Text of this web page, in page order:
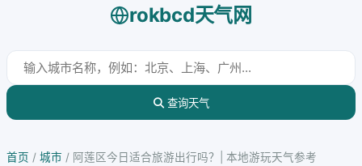
rokbcd天气网
查询天气
首页 / 城市 / 阿莲区今日适合旅游出行吗？| 本地游玩天气参考